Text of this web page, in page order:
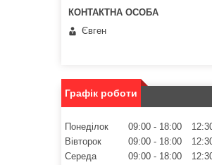
Євген
Графік роботи
Понеділок 09:00 18:00
Вівторок
09:00 18:00
Середа
09:00 18:00